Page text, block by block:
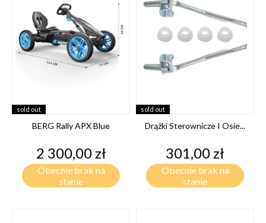
sold out
BERG Rally APX Blue
Cena
2 300,00 zł
Obecnie brak na
stanie
sold out
Drążki Sterownicze I Osie...
Cena
301,00 zł
Obecnie brak na
stanie